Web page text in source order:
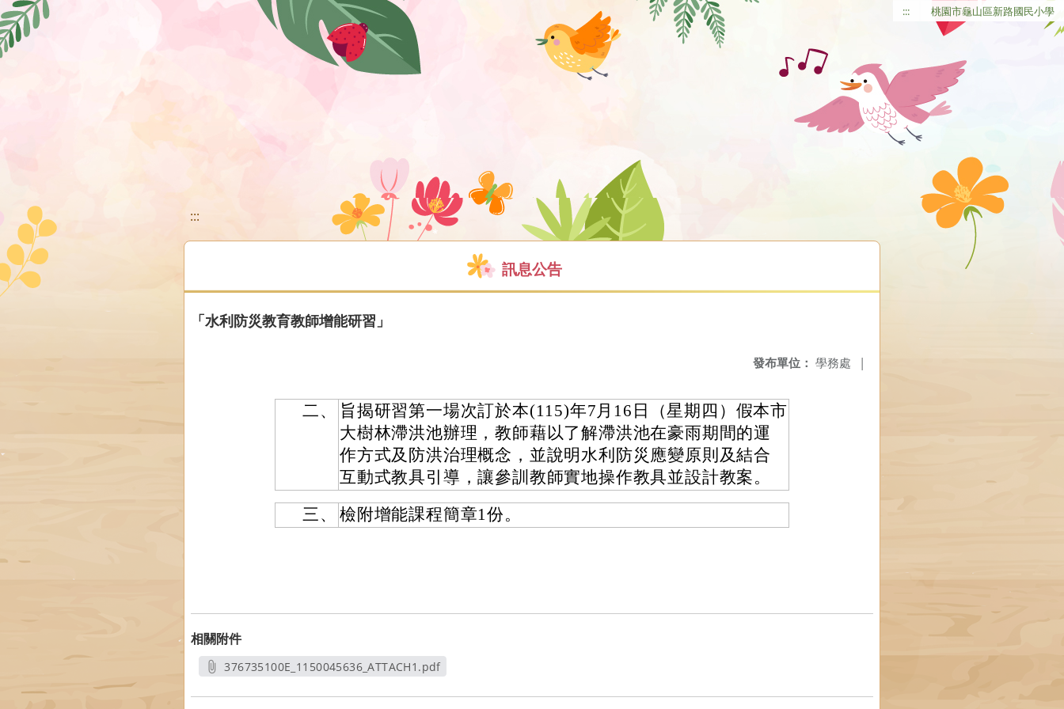
移至網頁之主要內容區位置 ::: 桃園市龜山區新路國民小學
:::
訊息公告
「水利防災教育教師增能研習」
發布單位： 學務處 |
二、
旨揭研習第一場次訂於本(115)年7月16日（星期四）假本市
大樹林滯洪池辦理，教師藉以了解滯洪池在豪雨期間的運
作方式及防洪治理概念，並說明水利防災應變原則及結合
互動式教具引導，讓參訓教師實地操作教具並設計教案。
三、
檢附增能課程簡章1份。
相關附件
376735100E_1150045636_ATTACH1.pdf